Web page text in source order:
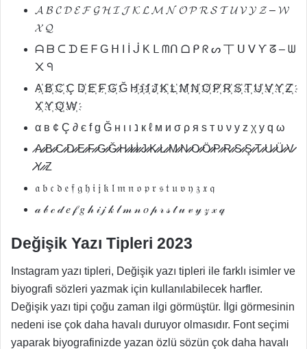
𝓐 𝓑 𝓒 𝓓 𝓔 𝓕 𝓖 𝓗 𝓘 𝓙 𝓚 𝓛 𝓜 𝓝 𝓞 𝓟 𝓡 𝓢 𝓣 𝓤 𝓥 𝓨 𝓩 – 𝓦
𝓧 𝓠
ᗩ ᗷ ᑕ ᗪ ᗴ ᖴ G ᕼ I İ ᒎ K ᒪ ᗰᑎ ᗝ ᑭ ᖇ ᔕ 丅 ᑌ ᐯ Ƴ ᘔ – ᗯ
᙭ ᑫ
A҉ B҉ C҉ Ç D҉ E҉ F҉ G҉ Ğ H҉ i҉ I҉ J҉ K҉ L҉ M҉ N҉ O҉ P҉ R҉ S҉ T҉ U҉ V҉ Y҉ Z҉
X҉ Y҉ Q҉ W҉
α в ¢ Ç ∂ є f g Ğ н ι ι נ к ℓ м и σ ρ я ѕ т υ ν у z χ у q ω
̷A̷̷ ̷̷B̷̷ ̷̷C̷̷ ̷̷D̷̷ ̷̷E̷̷ ̷̷F̷̷ ̷̷G̷̷ ̷̷Ğ̷̷ ̷̷H̷̷ ̷̷I̷̷ ̷̷İ̷̷ ̷̷J̷̷ ̷̷K̷̷ ̷̷L̷̷ ̷̷M̷̷ ̷̷N̷̷ ̷̷O̷̷ ̷̷Ö̷̷ ̷̷P̷̷ ̷̷R̷̷ ̷̷S̷̷ ̷̷Ş̷̷ ̷̷T̷̷ ̷̷U̷̷ ̷̷Ü̷̷ ̷̷V̷̷
̷̷Y̷̷ ̷Z
𝔞 𝔟 𝔠 𝔡 𝔢 𝔣 𝔤 𝔥 𝔦 𝔧 𝔨 𝔩 𝔪 𝔫 𝔬 𝔭 𝔯 𝔰 𝔱 𝔲 𝔳 𝔶 𝔷 𝔵 𝔮
𝒶 𝒷 𝒸 𝒹 𝑒 𝒻 𝑔 𝒽 𝒾 𝒿 𝓀 𝓁 𝓂 𝓃 𝑜 𝓅 𝓇 𝓈 𝓉 𝓊 𝓋 𝓎 𝓏 𝓍 𝓆
Değişik Yazı Tipleri 2023
Instagram yazı tipleri, Değişik yazı tipleri ile farklı isimler ve
biyografi sözleri yazmak için kullanılabilecek harfler.
Değişik yazı tipi çoğu zaman ilgi görmüştür. İlgi görmesinin
nedeni ise çok daha havalı duruyor olmasıdır. Font seçimi
yaparak biyografinizde yazan özlü sözün çok daha havalı